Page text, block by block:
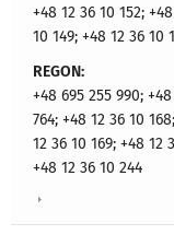
+48 12 36 10 152;
10 149; +48 12 36 10
REGON:
+48 695 255 990; +48
764; +48 12 36 10
12 36 10 169; +48 12
+48 12 36 10 244